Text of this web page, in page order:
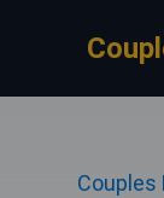
Couples